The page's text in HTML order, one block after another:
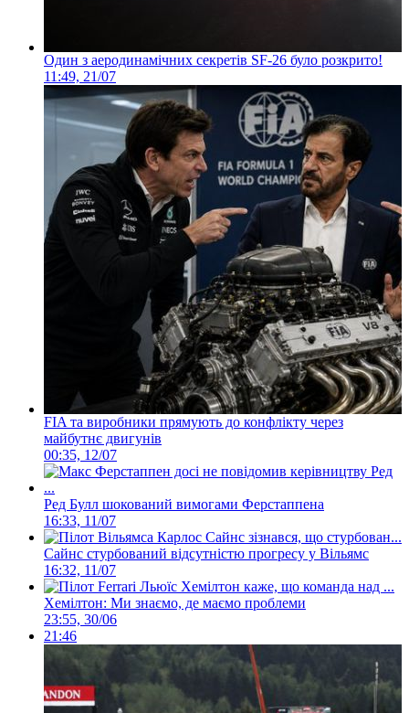
Один з аеродинамічних секретів SF-26 було розкрито!
11:49, 21/07
FIA та виробники прямують до конфлікту через
майбутнє двигунів
00:35, 12/07
Ред Булл шокований вимогами Ферстаппена
16:33, 11/07
Сайнс стурбований відсутністю прогресу у Вільямс
16:32, 11/07
Хемілтон: Ми знаємо, де маємо проблеми
23:55, 30/06
21:46